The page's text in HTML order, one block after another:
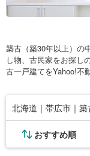
築古（築30年以上）の
し物、古民家をお探し
古一戸建てをYahoo!不
北海道｜帯広市｜
おすすめ順